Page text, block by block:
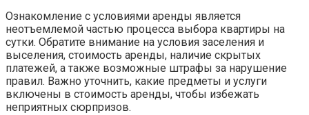
Ознакомление с условиями аренды является
неотъемлемой частью процесса выбора квартиры на
сутки. Обратите внимание на условия заселения и
выселения, стоимость аренды, наличие скрытых
платежей, а также возможные штрафы за нарушение
правил. Важно уточнить, какие предметы и услуги
включены в стоимость аренды, чтобы избежать
неприятных сюрпризов.